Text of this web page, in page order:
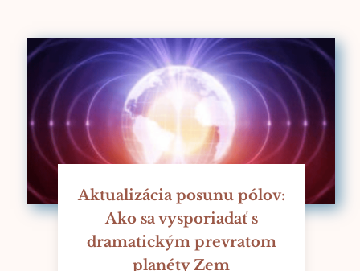
Aktualizácia posunu pólov:
Ako sa vysporiadať s
dramatickým prevratom
planéty Zem